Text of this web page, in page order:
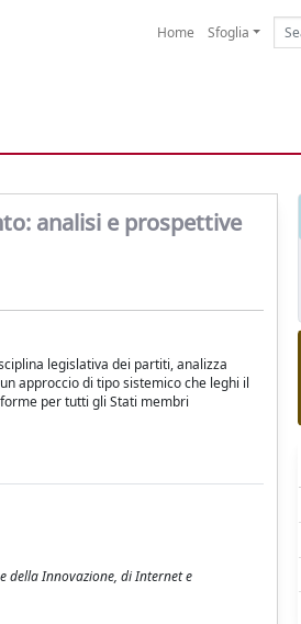
Home Sfoglia
analisi e prospettive
legislativa dei partiti, analizza
approccio di tipo sistemico che leghi il
per tutti gli Stati membri
della Innovazione, di Internet e